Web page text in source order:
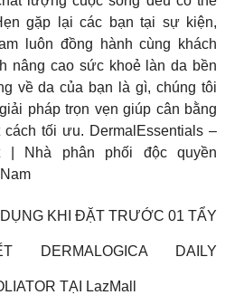
gặp lại các bạn tại sự kiện,
luôn đồng hành cùng khách
nâng cao sức khoẻ làn da bền
về da của bạn là gì, chúng tôi
pháp trọn vẹn giúp cân bằng
tối ưu. DermalEssentials –
| Nhà phân phối độc quyền
KHI ĐẶT TRƯỚC 01 TẨY
DAILY
TẠI LazMall